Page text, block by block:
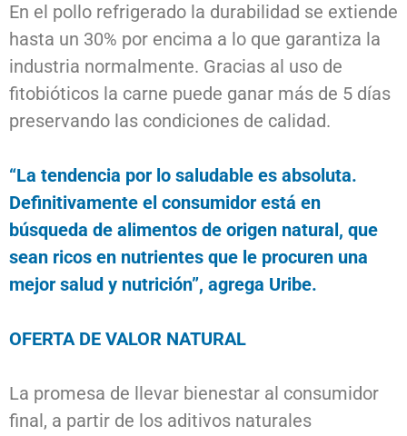
En el pollo refrigerado la durabilidad se extiende
hasta un 30% por encima a lo que garantiza la
industria normalmente. Gracias al uso de
fitobióticos la carne puede ganar más de 5 días
preservando las condiciones de calidad.
“La tendencia por lo saludable es absoluta.
Definitivamente el consumidor está en
búsqueda de alimentos de origen natural, que
sean ricos en nutrientes que le procuren una
mejor salud y nutrición”, agrega Uribe.
OFERTA DE VALOR NATURAL
La promesa de llevar bienestar al consumidor
final, a partir de los aditivos naturales